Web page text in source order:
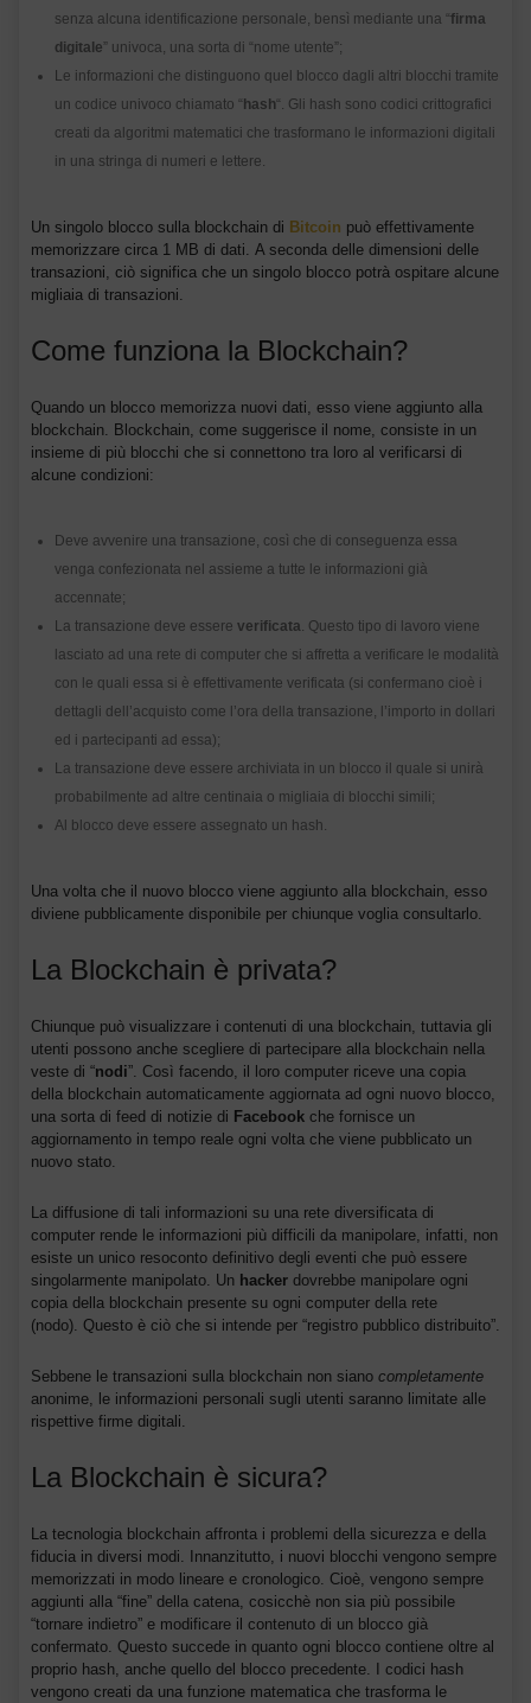
senza alcuna identificazione personale, bensì mediante una “firma
digitale” univoca, una sorta di “nome utente”;
Le informazioni che distinguono quel blocco dagli altri blocchi tramite
un codice univoco chiamato “ hash“. Gli hash sono codici crittografici
creati da algoritmi matematici che trasformano le informazioni digitali
in una stringa di numeri e lettere.
Un singolo blocco sulla blockchain di Bitcoin può effettivamente
memorizzare circa 1 MB di dati. A seconda delle dimensioni delle
transazioni, ciò significa che un singolo blocco potrà ospitare alcune
migliaia di transazioni.
Come funziona la Blockchain?
Quando un blocco memorizza nuovi dati, esso viene aggiunto alla
blockchain. Blockchain, come suggerisce il nome, consiste in un
insieme di più blocchi che si connettono tra loro al verificarsi di
alcune condizioni:
Deve avvenire una transazione, così che di conseguenza essa
venga confezionata nel assieme a tutte le informazioni già
accennate;
La transazione deve essere verificata. Questo tipo di lavoro viene
lasciato ad una rete di computer che si affretta a verificare le modalità
con le quali essa si è effettivamente verificata (si confermano cioè i
dettagli dell’acquisto come l’ora della transazione, l’importo in dollari
ed i partecipanti ad essa);
La transazione deve essere archiviata in un blocco il quale si unirà
probabilmente ad altre centinaia o migliaia di blocchi simili;
Al blocco deve essere assegnato un hash.
Una volta che il nuovo blocco viene aggiunto alla blockchain, esso
diviene pubblicamente disponibile per chiunque voglia consultarlo.
La Blockchain è privata?
Chiunque può visualizzare i contenuti di una blockchain, tuttavia gli
utenti possono anche scegliere di partecipare alla blockchain nella
veste di “nodi”. Così facendo, il loro computer riceve una copia
della blockchain automaticamente aggiornata ad ogni nuovo blocco,
una sorta di feed di notizie di Facebook che fornisce un
aggiornamento in tempo reale ogni volta che viene pubblicato un
nuovo stato.
La diffusione di tali informazioni su una rete diversificata di
computer rende le informazioni più difficili da manipolare, infatti, non
esiste un unico resoconto definitivo degli eventi che può essere
singolarmente manipolato. Un hacker dovrebbe manipolare ogni
copia della blockchain presente su ogni computer della rete
(nodo). Questo è ciò che si intende per “registro pubblico distribuito”.
Sebbene le transazioni sulla blockchain non siano completamente
anonime, le informazioni personali sugli utenti saranno limitate alle
rispettive firme digitali.
La Blockchain è sicura?
La tecnologia blockchain affronta i problemi della sicurezza e della
fiducia in diversi modi. Innanzitutto, i nuovi blocchi vengono sempre
memorizzati in modo lineare e cronologico. Cioè, vengono sempre
aggiunti alla “fine” della catena, cosicchè non sia più possibile
“tornare indietro” e modificare il contenuto di un blocco già
confermato. Questo succede in quanto ogni blocco contiene oltre al
proprio hash, anche quello del blocco precedente. I codici hash
vengono creati da una funzione matematica che trasforma le